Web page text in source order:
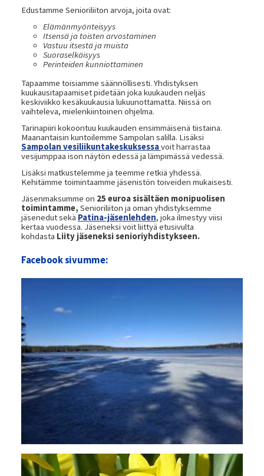
Edustamme Senioriliiton arvoja, joita ovat:
Elämänmyönteisyys
Itsensä ja toisten arvostaminen
Vastuu itsestä ja muista
Suoraselkäisyys
Perinteiden kunniottaminen
Tapaamme toisiamme säännöllisesti. Yhdistyksen
kuukausitapaamiset pidetään joka kuukauden neljäs
keskiviikko kesäkuukausia lukuunottamatta. Niissä on
vaihteleva, mielenkiintoinen ohjelma.
Tarinapiiri kokoontuu kuukauden ensimmäisenä tiistaina.
Maanantaisin kuntoilemme Sampolan salilla. Lisäksi
Sampolan vesiliikuntakeskuksessavoit harrastaa
vesijumppaa ison näytön edessä ja lämpimässä vedessä.
Lisäksi matkustelemme ja teemme retkiä yhdessä.
Kehitämme toimintaamme jäsenistön toiveiden mukaisesti.
Jäsenmaksumme on 25 euroa sisältäen monipuolisen
toimintamme, Senioriliiton ja oman yhdistyksemme
jäsenedut sekä Patina-jäsenlehden, joka ilmestyy viisi
kertaa vuodessa. Jäseneksi voit liittyä etusivulta
kohdasta Liity jäseneksi senioriyhdistykseen.
Facebook sivumme: